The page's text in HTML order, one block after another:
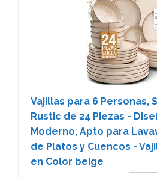
Vajillas para 6 Personas,
Rustic de 24 Piezas -
Moderno, Apto para
de Platos y Cuencos -
en Color beige